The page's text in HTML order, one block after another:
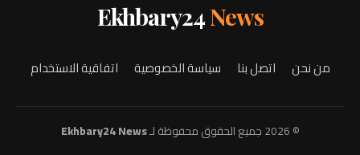
Ekhbary24News
من نحن اتصل بنا سياسة الخصوصية اتفاقية الاستخدام
© 2026 جميع الحقوق محفوظة لـ Ekhbary24 News